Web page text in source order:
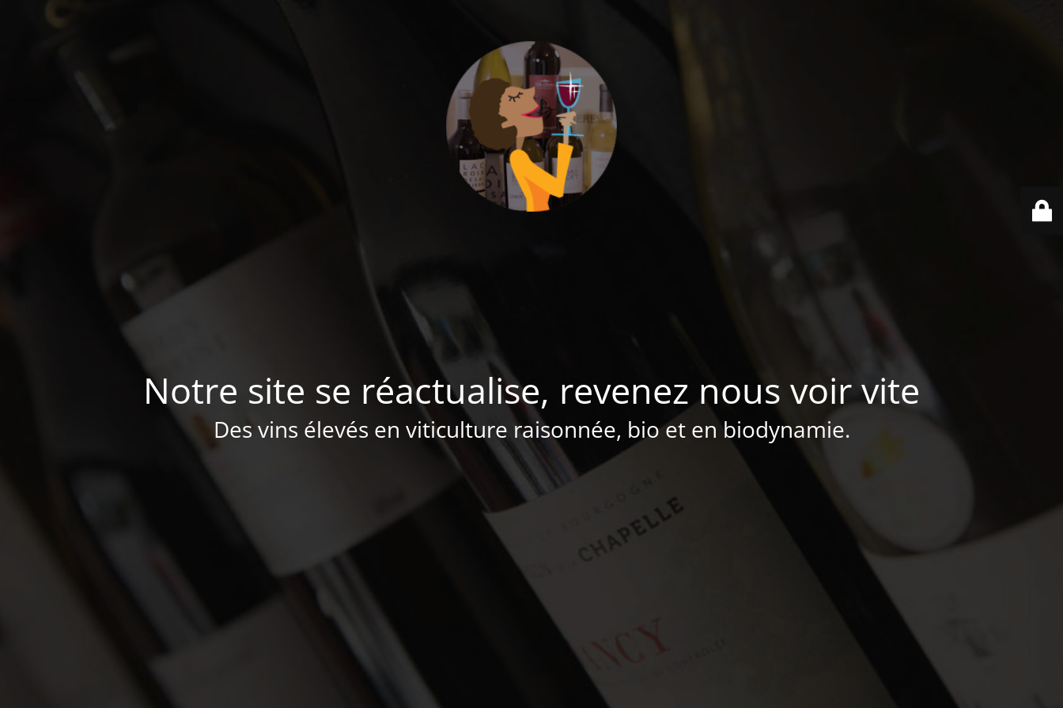
Notre site se réactualise, revenez nous voir vite
Des vins élevés en viticulture raisonnée, bio et en biodynamie.